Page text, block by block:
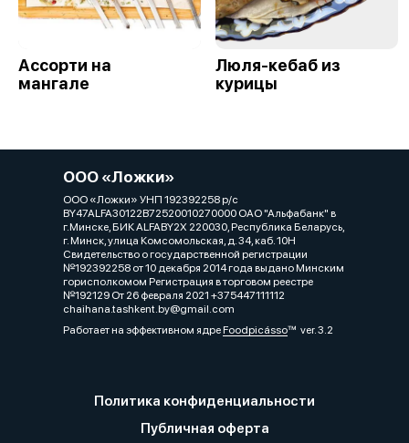
Ассорти на
мангале
Люля-кебаб из
курицы
ООО «Ложки»
ООО «Ложки» УНП 192392258 р/с
BY47ALFA30122B72520010270000 ОАО "Альфабанк" в
г.Минске, БИК ALFABY2X 220030, Республика Беларусь,
г. Минск, улица Комсомольская, д. 34, каб. 10Н
Свидетельство о государственной регистрации
№192392258 от 10 декабря 2014 года выдано Минским
горисполкомом Регистрация в торговом реестре
№192129 От 26 февраля 2021 +375447111112
chaihana.tashkent.by@gmail.com
Работает на эффективном ядреFoodpicássover. 3.2
Политика конфиденциальности
Публичная оферта